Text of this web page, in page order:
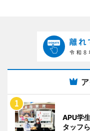
APU学
タッフ